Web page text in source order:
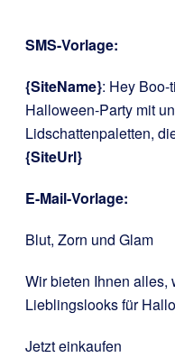
SMS-Vorlage:
{SiteName}: Hey
Halloween-Party mit
Lidschattenpaletten,
{SiteUrl}
E-Mail-Vorlage:
Blut, Zorn und Glam
Wir bieten Ihnen alles,
Lieblingslooks für
Jetzt einkaufen